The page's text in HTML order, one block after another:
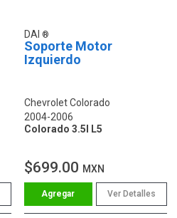
DAI
Soporte Motor
Izquierdo
Chevrolet Colorado
2004-2006
Colorado 3.5l L5
$699.00 MXN
Ver Detalles